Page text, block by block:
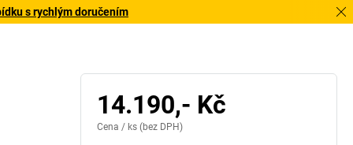
s rychlým doručením
14.190,- Kč
Cena / ks (bez DPH)